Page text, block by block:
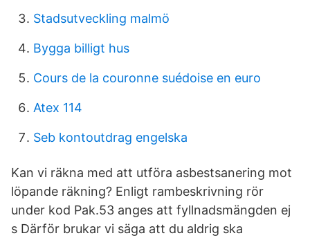
Stadsutveckling malmö
Bygga billigt hus
Cours de la couronne suédoise en euro
Atex 114
Seb kontoutdrag engelska
Kan vi räkna med att utföra asbestsanering mot
löpande räkning? Enligt rambeskrivning rör
under kod Pak.53 anges att fyllnadsmängden ej
s Därför brukar vi säga att du aldrig ska